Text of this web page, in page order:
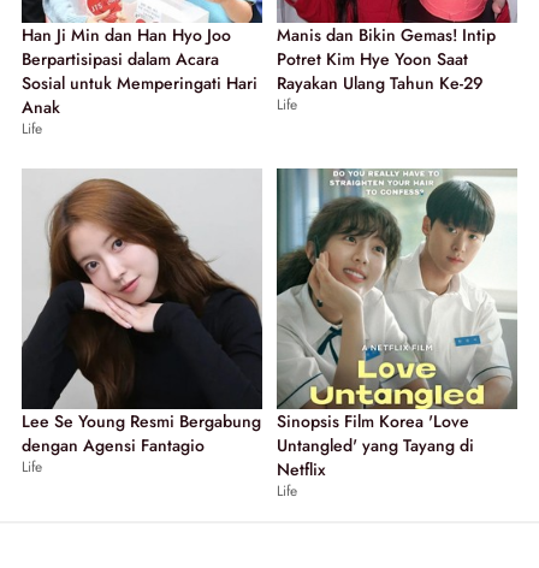
Han Ji Min dan Han Hyo Joo
Berpartisipasi dalam Acara
Sosial untuk Memperingati Hari
Anak
Life
Manis dan Bikin Gemas! Intip
Potret Kim Hye Yoon Saat
Rayakan Ulang Tahun Ke-29
Life
Lee Se Young Resmi Bergabung
dengan Agensi Fantagio
Life
Sinopsis Film Korea 'Love
Untangled' yang Tayang di
Netflix
Life